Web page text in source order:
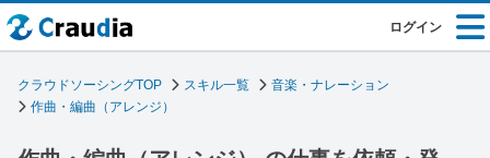
ログイン
クラウドソーシングTOP スキル一覧
音楽・ナレーション
作曲・編曲（アレンジ）